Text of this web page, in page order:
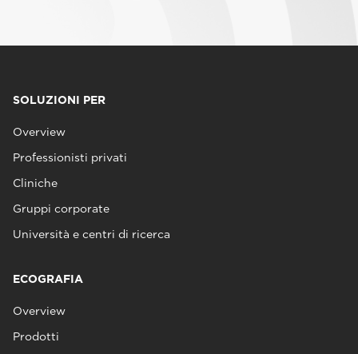
SOLUZIONI PER
Overview
Professionisti privati
Cliniche
Gruppi corporate
Università e centri di ricerca
ECOGRAFIA
Overview
Prodotti